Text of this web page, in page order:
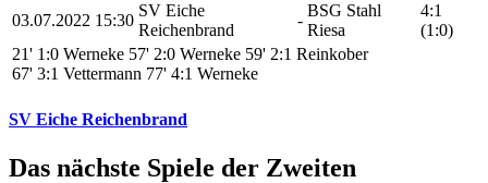
03.07.2022 15:30
SV Eiche
Reichenbrand
-
BSG Stahl
Riesa
4:1
(1:0)
21' 1:0 Werneke 57' 2:0 Werneke 59' 2:1 Reinkober
67' 3:1 Vettermann 77' 4:1 Werneke
SV Eiche Reichenbrand
Das nächste Spiele der Zweiten